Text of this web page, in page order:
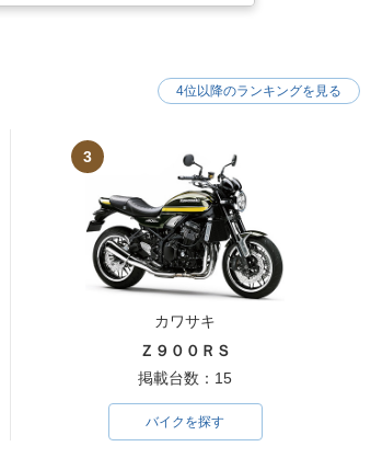
3
カワサキ
Ｚ９００ＲＳ
掲載台数：15
バイクを探す
4位以降のランキングを見る